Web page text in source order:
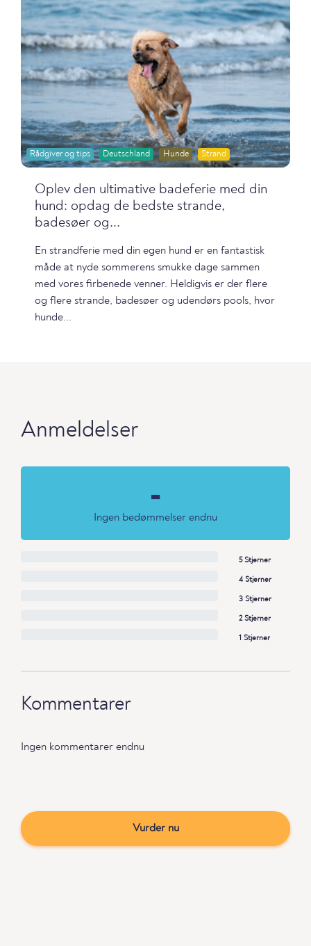
Rådgiver og tips Deutschland Hunde Strand
Oplev den ultimative badeferie med din
hund: opdag de bedste strande,
badesøer og...
En strandferie med din egen hund er en fantastisk
måde at nyde sommerens smukke dage sammen
med vores firbenede venner. Heldigvis er der flere
og flere strande, badesøer og udendørs pools, hvor
hunde...
Anmeldelser
-
Ingen bedømmelser endnu
5 Stjerner
4 Stjerner
3 Stjerner
2 Stjerner
1 Stjerner
Kommentarer
Ingen kommentarer endnu
Vurder nu